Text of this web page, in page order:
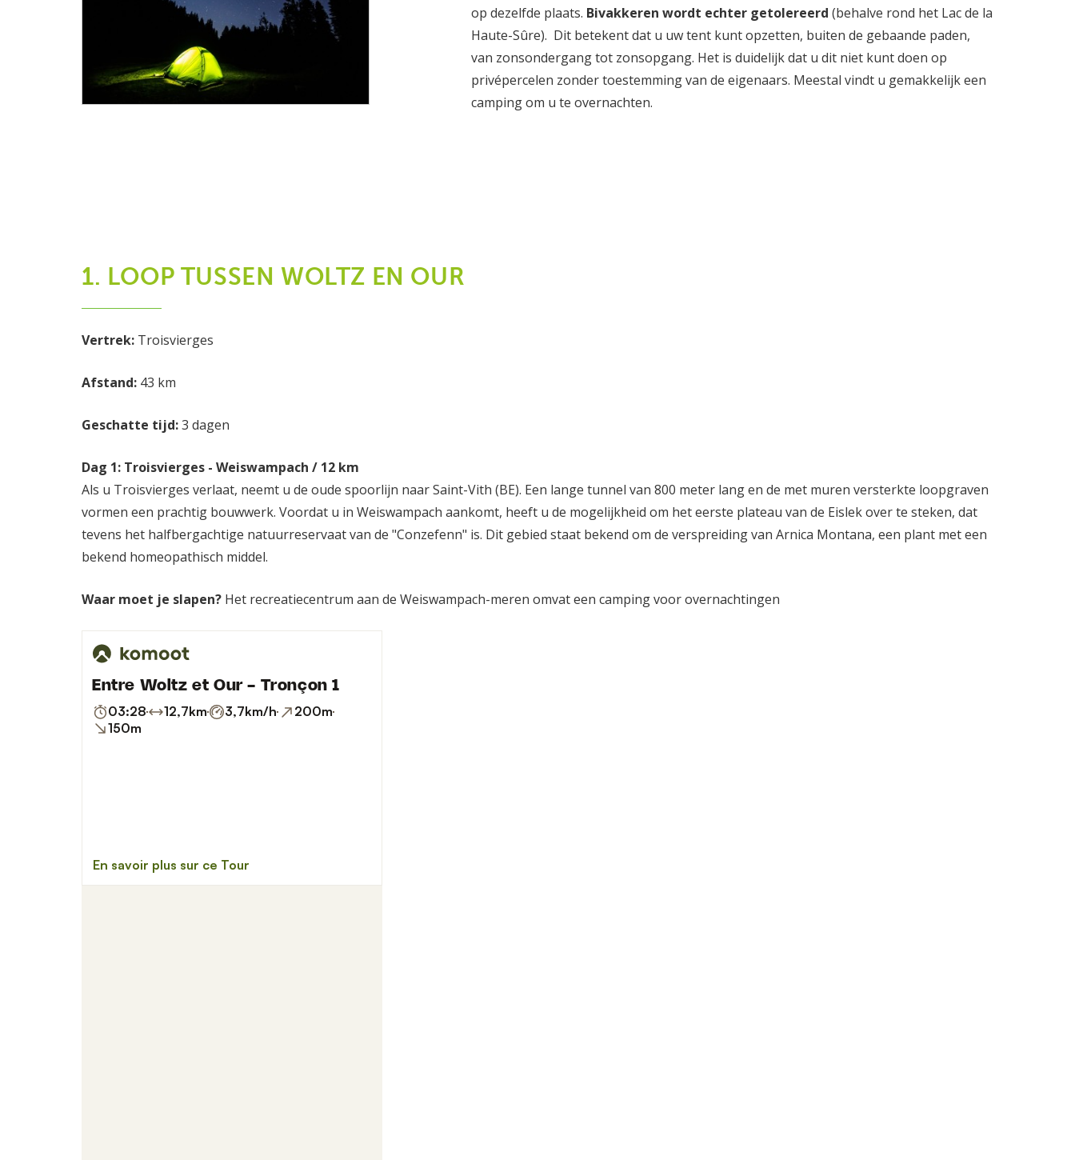
op dezelfde plaats. Bivakkeren wordt echter getolereerd (behalve rond het Lac de la
Haute-Sûre). Dit betekent dat u uw tent kunt opzetten, buiten de gebaande paden,
van zonsondergang tot zonsopgang. Het is duidelijk dat u dit niet kunt doen op
privépercelen zonder toestemming van de eigenaars. Meestal vindt u gemakkelijk een
camping om u te overnachten.
1. LOOP TUSSEN WOLTZ EN OUR
Vertrek: Troisvierges
Afstand: 43 km
Geschatte tijd:3 dagen
Dag 1: Troisvierges - Weiswampach / 12 km
Als u Troisvierges verlaat, neemt u de oude spoorlijn naar Saint-Vith (BE). Een lange tunnel van 800 meter lang en de met muren versterkte loopgraven
vormen een prachtig bouwwerk. Voordat u in Weiswampach aankomt, heeft u de mogelijkheid om het eerste plateau van de Eislek over te steken, dat
tevens het halfbergachtige natuurreservaat van de "Conzefenn" is. Dit gebied staat bekend om de verspreiding van Arnica Montana, een plant met een
bekend homeopathisch middel.
Waar moet je slapen? Het recreatiecentrum aan de Weiswampach-meren omvat een camping voor overnachtingen